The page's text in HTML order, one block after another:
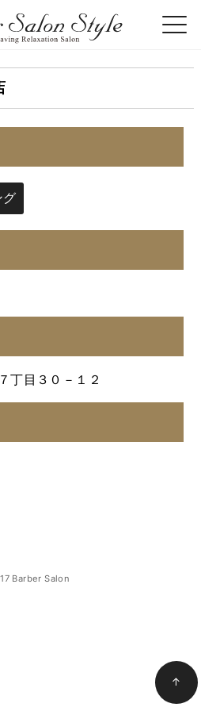
グ
丁目３０－１２
Barber Salon
↑